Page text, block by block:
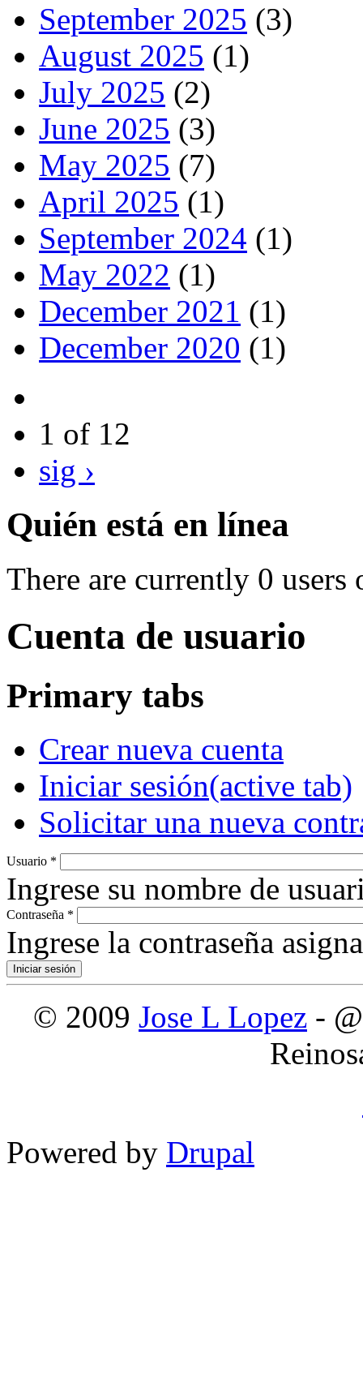
September 2025 (3)
August 2025 (1)
July 2025 (2)
June 2025 (3)
May 2025 (7)
April 2025 (1)
September 2024 (1)
May 2022 (1)
December 2021 (1)
December 2020 (1)
1 of 12
sig ›
Quién está en línea
There are currently 0 users
Cuenta de usuario
Primary tabs
Crear nueva cuenta
Iniciar sesión(active tab)
Solicitar una nueva
Usuario *
Ingrese su nombre de
Contraseña *
Ingrese la contraseña
© 2009 Jose L Lopez -
Powered by Drupal